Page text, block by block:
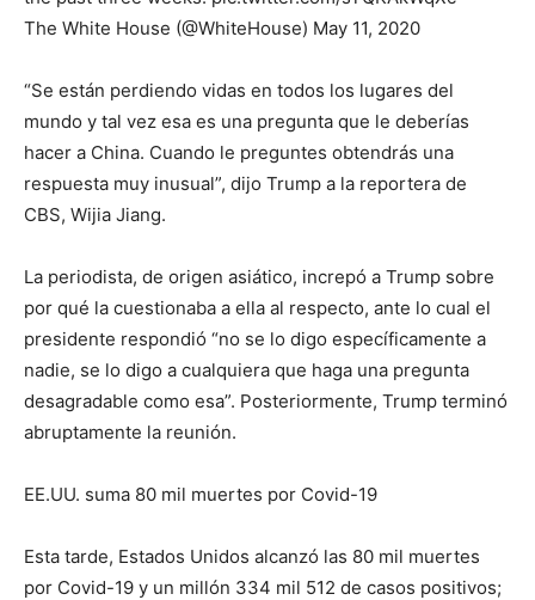
The White House (@WhiteHouse) May 11, 2020
“Se están perdiendo vidas en todos los lugares del
mundo y tal vez esa es una pregunta que le deberías
hacer a China. Cuando le preguntes obtendrás una
respuesta muy inusual”, dijo Trump a la reportera de
CBS, Wijia Jiang.
La periodista, de origen asiático, increpó a Trump sobre
por qué la cuestionaba a ella al respecto, ante lo cual el
presidente respondió “no se lo digo específicamente a
nadie, se lo digo a cualquiera que haga una pregunta
desagradable como esa”. Posteriormente, Trump terminó
abruptamente la reunión.
EE.UU. suma 80 mil muertes por Covid-19
Esta tarde, Estados Unidos alcanzó las 80 mil muertes
por Covid-19 y un millón 334 mil 512 de casos positivos;